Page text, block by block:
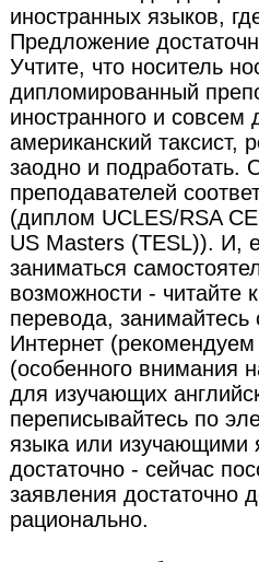
иностранных языков,
Предложение
Учтите, что носитель
дипломированный
иностранного и
американский
заодно и подработать.
преподавателей
(диплом UCLES/RSA
US Masters (TESL)). И,
заниматься
возможности - читайте
перевода,
Интернет
(особенного внимания
для изучающих
переписывайтесь по
языка или изучающими
достаточно - сейчас
заявления достаточно
рационально.